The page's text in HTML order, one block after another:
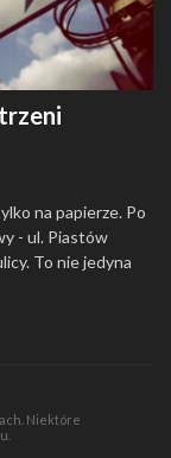
na papierze. Po
- ul. Piastów
To nie jedyna
Niektóre